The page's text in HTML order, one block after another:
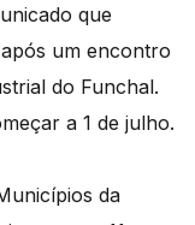
que
um encontro
do Funchal.
a 1 de julho.
da